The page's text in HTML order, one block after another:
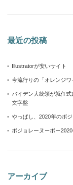
最近の投稿
Illustratorが安いサイト
今流行りの「オレンジ
バイデン大統領が就任
文字盤
やっぱし、2020年のボ
ボジョレーヌーボー
アーカイブ